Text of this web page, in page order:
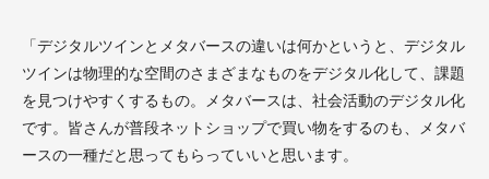
「デジタルツインとメタバースの違いは何かというと、デジタル
ツインは物理的な空間のさまざまなものをデジタル化して、課題
を見つけやすくするもの。メタバースは、社会活動のデジタル化
です。皆さんが普段ネットショップで買い物をするのも、メタバ
ースの一種だと思ってもらっていいと思います。